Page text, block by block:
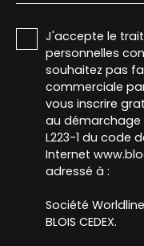
J'accepte le
personnelles
souhaitez pas
commerciale
vous inscrire
au démarchage
L223-1 du code
Internet
adressé à :
Société Worldline,
BLOIS CEDEX.